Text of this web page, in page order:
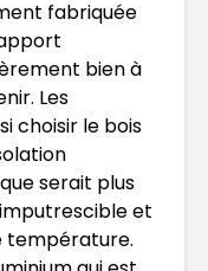
fabriquée
bien à
Les
choisir le bois
serait plus
et
température.